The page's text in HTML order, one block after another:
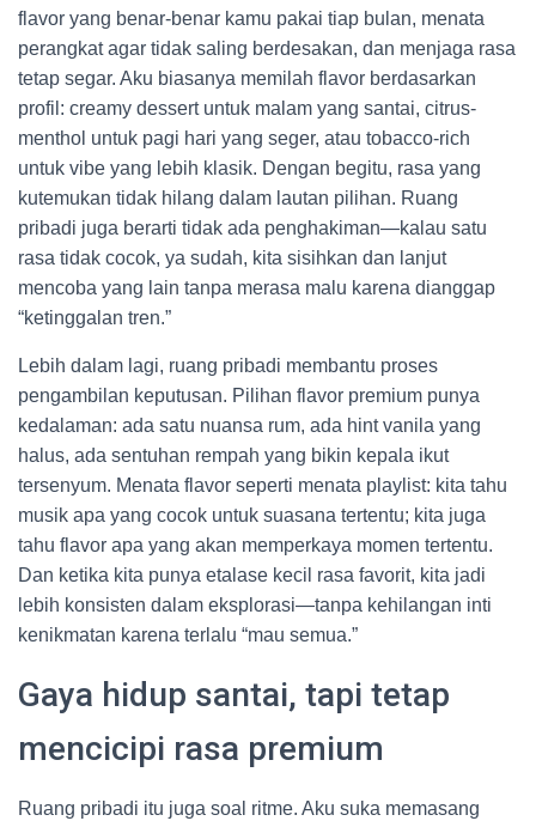
flavor yang benar-benar kamu pakai tiap bulan, menata
perangkat agar tidak saling berdesakan, dan menjaga rasa
tetap segar. Aku biasanya memilah flavor berdasarkan
profil: creamy dessert untuk malam yang santai, citrus-
menthol untuk pagi hari yang seger, atau tobacco-rich
untuk vibe yang lebih klasik. Dengan begitu, rasa yang
kutemukan tidak hilang dalam lautan pilihan. Ruang
pribadi juga berarti tidak ada penghakiman—kalau satu
rasa tidak cocok, ya sudah, kita sisihkan dan lanjut
mencoba yang lain tanpa merasa malu karena dianggap
“ketinggalan tren.”
Lebih dalam lagi, ruang pribadi membantu proses
pengambilan keputusan. Pilihan flavor premium punya
kedalaman: ada satu nuansa rum, ada hint vanila yang
halus, ada sentuhan rempah yang bikin kepala ikut
tersenyum. Menata flavor seperti menata playlist: kita tahu
musik apa yang cocok untuk suasana tertentu; kita juga
tahu flavor apa yang akan memperkaya momen tertentu.
Dan ketika kita punya etalase kecil rasa favorit, kita jadi
lebih konsisten dalam eksplorasi—tanpa kehilangan inti
kenikmatan karena terlalu “mau semua.”
Gaya hidup santai, tapi tetap
mencicipi rasa premium
Ruang pribadi itu juga soal ritme. Aku suka memasang